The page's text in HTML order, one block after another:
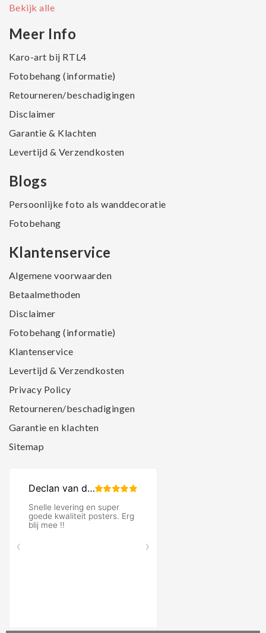
Bekijk alle
Meer Info
Karo-art bij RTL4
Fotobehang (informatie)
Retourneren/beschadigingen
Disclaimer
Garantie & Klachten
Levertijd & Verzendkosten
Blogs
Persoonlijke foto als wanddecoratie
Fotobehang
Klantenservice
Algemene voorwaarden
Betaalmethoden
Disclaimer
Fotobehang (informatie)
Klantenservice
Levertijd & Verzendkosten
Privacy Policy
Retourneren/beschadigingen
Garantie en klachten
Sitemap